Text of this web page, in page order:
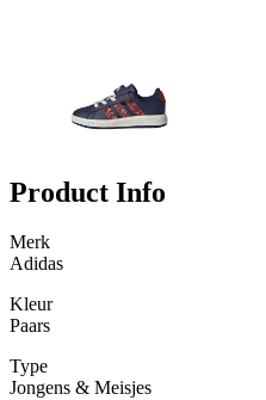
Product Info
Merk
Adidas
Kleur
Paars
Type
Jongens & Meisjes